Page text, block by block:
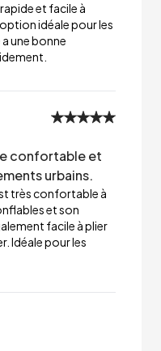
et facile à
idéale pour les
une bonne
confortable et
urbains.
très confortable à
et son
facile à plier
Idéale pour les